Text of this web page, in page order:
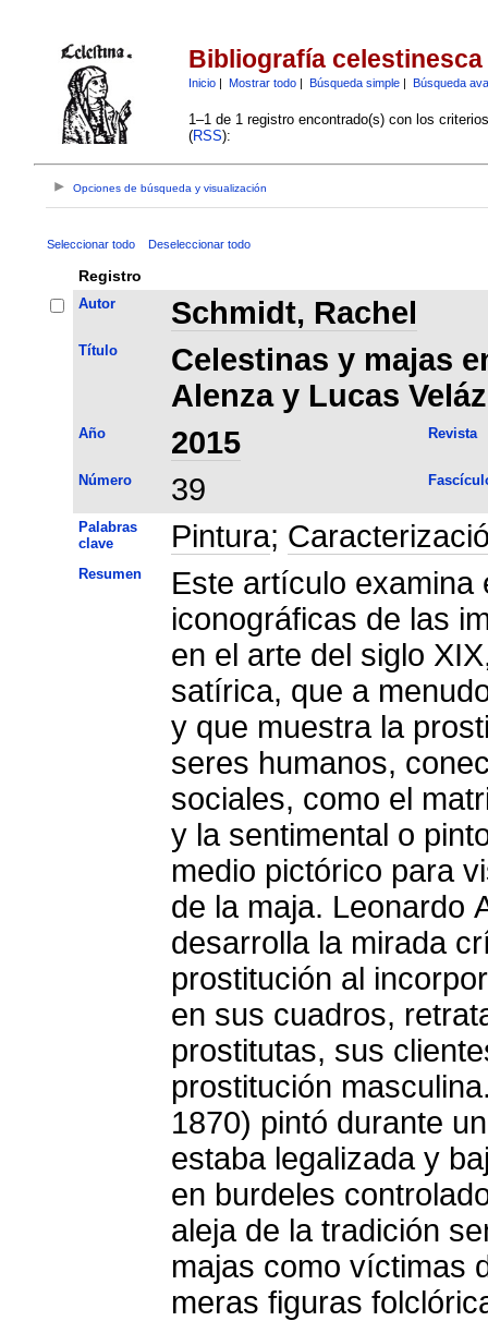
Bibliografía celestinesca
Inicio| Mostrar todo| Búsqueda simple| Búsqueda
1–1 de 1 registro encontrado(s) con los
(RSS):
Opciones de búsqueda y visualización
Seleccionar todo Deseleccionar todo
Registro
Autor Schmidt, Rachel
Título
Celestinas y majas
Alenza y Lucas
Año 2015 Revista
Número 39
Palabras
clave
Pintura;
Resumen
Este artículo examina el
iconográficas de las
en el arte del siglo XIX, ambas establecidas por Goya: la
satírica, que a
y que muestra la
seres humanos,
sociales, como el
y la sentimental o
medio pictórico para
de la maja. Leonardo
desarrolla la mirada
prostitución al
en sus cuadros,
prostitutas, sus
prostitución
1870) pintó durante
estaba legalizada y
en burdeles
aleja de la tradición
majas como víctimas
meras figuras